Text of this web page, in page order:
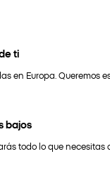
ti
en Europa. Queremos
bajos
todo lo que necesitas